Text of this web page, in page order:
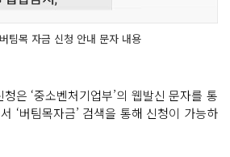
팀목 자금 신청 안내 문자 내용
은 ‘중소벤처기업부’의 웹발신 문자를 통
‘버팀목자금’ 검색을 통해 신청이 가능하